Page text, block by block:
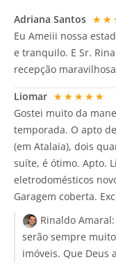
Adriana Santos
Eu Ameiii nossa
e tranquilo. E Sr.
recepção
Liomar ★★★★★
Gostei muito da
temporada. O apto
(em Atalaia), dois
suíte, é ótimo. Apto.
eletrodomésticos
Garagem coberta.
Rinaldo Amaral:
serão sempre
imóveis. Que Deus